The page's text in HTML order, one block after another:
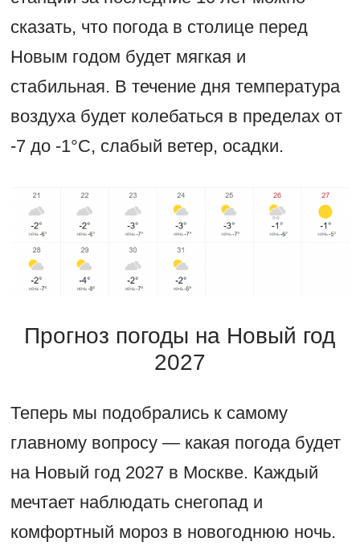
сказать, что погода в столице перед
Новым годом будет мягкая и
стабильная. В течение дня температура
воздуха будет колебаться в пределах от
-7 до -1°С, слабый ветер, осадки.
Прогноз погоды на Новый год
2027
Теперь мы подобрались к самому
главному вопросу — какая погода будет
на Новый год 2027 в Москве. Каждый
мечтает наблюдать снегопад и
комфортный мороз в новогоднюю ночь.